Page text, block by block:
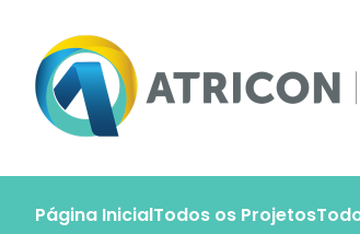
Atricon - Portal de Projetos
Página InicialTodos os Projetos